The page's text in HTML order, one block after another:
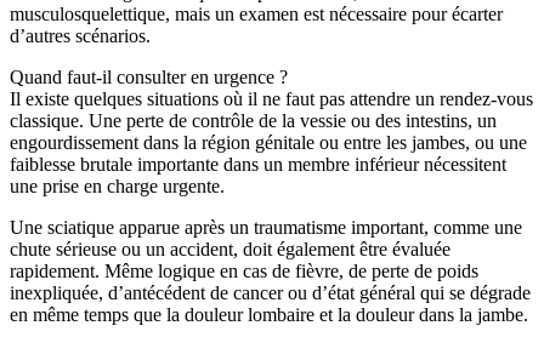
musculosquelettique, mais un examen est nécessaire pour écarter
d’autres scénarios.
Quand faut-il consulter en urgence ?
Il existe quelques situations où il ne faut pas attendre un rendez-vous
classique. Une perte de contrôle de la vessie ou des intestins, un
engourdissement dans la région génitale ou entre les jambes, ou une
faiblesse brutale importante dans un membre inférieur nécessitent
une prise en charge urgente.
Une sciatique apparue après un traumatisme important, comme une
chute sérieuse ou un accident, doit également être évaluée
rapidement. Même logique en cas de fièvre, de perte de poids
inexpliquée, d’antécédent de cancer ou d’état général qui se dégrade
en même temps que la douleur lombaire et la douleur dans la jambe.